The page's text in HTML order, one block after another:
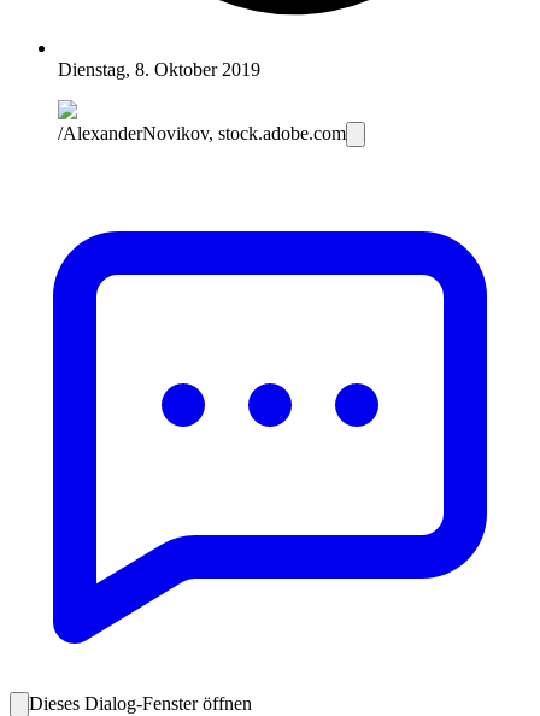
Dienstag, 8. Oktober 2019
/AlexanderNovikov, stock.adobe.com
Dieses Dialog-Fenster öffnen